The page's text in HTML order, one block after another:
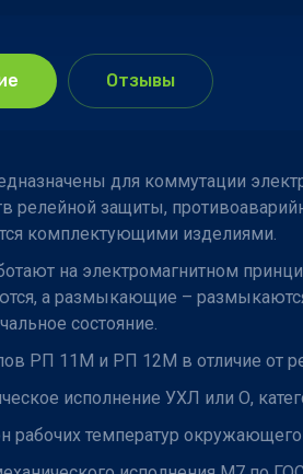
Отзывы
для коммутации
релейной защиты,
комплектующими изделиями.
на электромагнитном
а размыкающие –
состояние.
РП 11М и РП 12М в отличие от
исполнение УХЛ или О,
рабочих температур